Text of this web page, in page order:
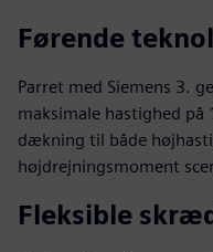
Førende
Parret med Siemens 3.
maksimale hastighed
dækning til både
højdrejningsmoment
Fleksible